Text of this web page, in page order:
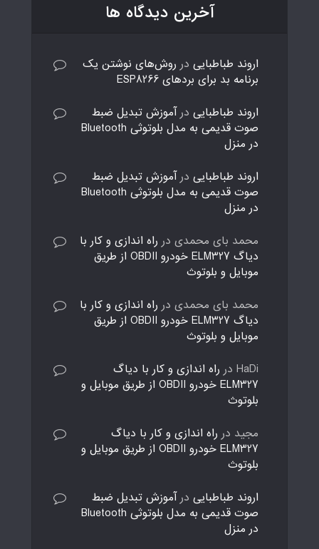
آخرین دیدگاه ها
اروند طباطبایی در روش‌های نوشتن یک
برنامه بد برای بردهای ESP8266
اروند طباطبایی درآموزش تبدیل ضبط
صوت قدیمی به مدل بلوتوثی Bluetooth
در منزل
اروند طباطبایی درآموزش تبدیل ضبط
صوت قدیمی به مدل بلوتوثی Bluetooth
در منزل
محمد بای محمدی در راه اندازی و کار با
دیاگ ELM327 خودرو OBDII از طریق
موبایل و بلوتوث
محمد بای محمدی در راه اندازی و کار با
دیاگ ELM327 خودرو OBDII از طریق
موبایل و بلوتوث
HaDi در راه اندازی و کار با دیاگ
ELM327 خودرو OBDII از طریق موبایل و
بلوتوث
مجید در راه اندازی و کار با دیاگ
ELM327 خودرو OBDII از طریق موبایل و
بلوتوث
اروند طباطبایی درآموزش تبدیل ضبط
صوت قدیمی به مدل بلوتوثی Bluetooth
در منزل